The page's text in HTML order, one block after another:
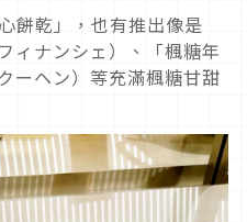
餅乾」，也有推出像是
ィナンシェ）、「楓糖年
ーヘン）等充滿楓糖甘甜